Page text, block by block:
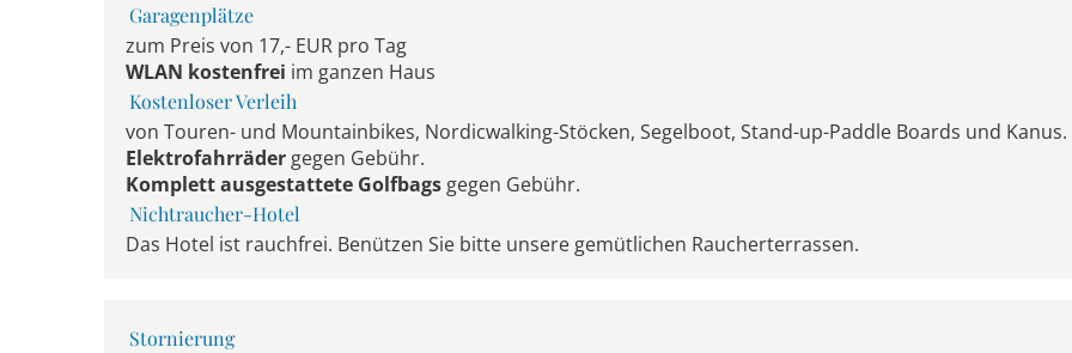
Garagenplätze
zum Preis von 17,- EUR pro Tag
WLAN kostenfrei im ganzen Haus
Kostenloser Verleih
von Touren- und Mountainbikes, Nordicwalking-Stöcken, Segelboot, Stand-up-Paddle Boards und Kanus.
Elektrofahrräder gegen Gebühr.
Komplett ausgestattete Golfbags gegen Gebühr.
Nichtraucher-Hotel
Das Hotel ist rauchfrei. Benützen Sie bitte unsere gemütlichen Raucherterrassen.
Stornierung